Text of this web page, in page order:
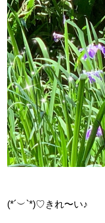
(*´︶`*)♡きれ〜い♪